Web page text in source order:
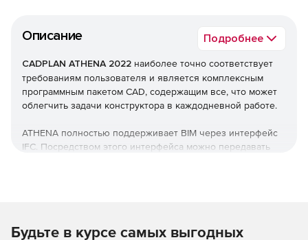
Описание Подробнее
CADPLAN ATHENA 2022 наиболее точно соответствует
требованиям пользователя и является комплексным
программным пакетом CAD, содержащим все, что может
облегчить задачи конструктора в каждодневной работе.
ATHENA полностью поддерживает BIM через интерфейс
IFC. Посредством этого интерфейса можно передавать
Основные возможности ATHENA
Будьте в курсе самых выгодных